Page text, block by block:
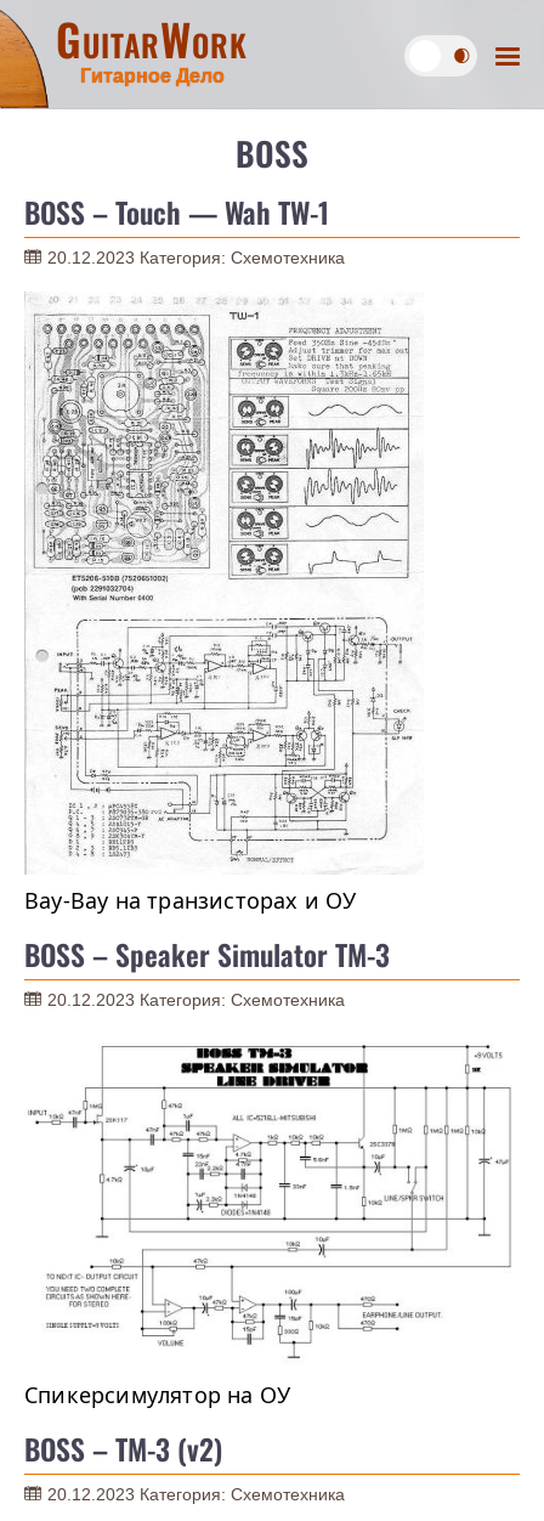
GuitarWork
Гитарное Дело
BOSS
BOSS – Touch — Wah TW-1
20.12.2023 Категория: Схемотехника
Вау-Вау на транзисторах и ОУ
BOSS – Speaker Simulator TM-3
20.12.2023 Категория: Схемотехника
Спикерсимулятор на ОУ
BOSS – TM-3 (v2)
20.12.2023 Категория: Схемотехника